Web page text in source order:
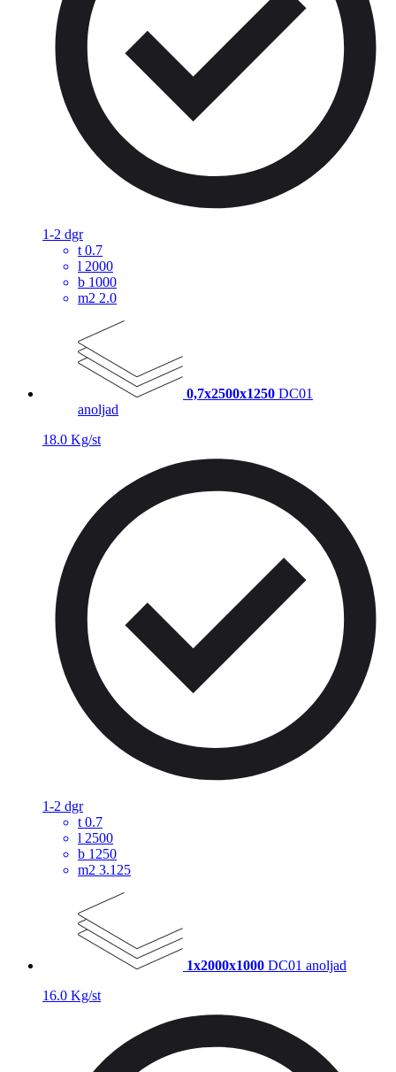
1-2 dgr
t 0.7
l 2000
b 1000
m2 2.0
0,7x2500x1250 DC01
anoljad
18.0 Kg/st
1-2 dgr
t 0.7
l 2500
b 1250
m2 3.125
1x2000x1000 DC01 anoljad
16.0 Kg/st